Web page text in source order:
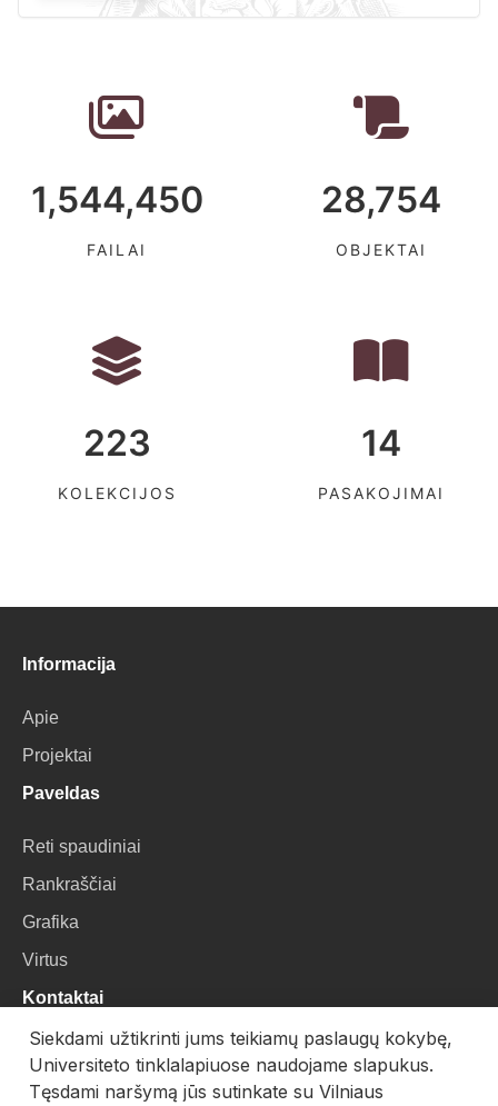
1,544,450
FAILAI
28,754
OBJEKTAI
223
KOLEKCIJOS
14
PASAKOJIMAI
Informacija
Apie
Projektai
Paveldas
Reti spaudiniai
Rankraščiai
Grafika
Virtus
Kontaktai
VU Biblioteka
Universiteto g. 3, LT-01122, Vilnius
Siekdami užtikrinti jums teikiamų paslaugų kokybę,
Universiteto tinklalapiuose naudojame slapukus.
Tęsdami naršymą jūs sutinkate su Vilniaus